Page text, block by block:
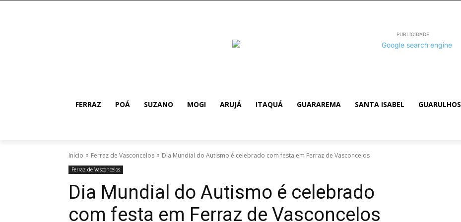
PUBLICIDADE
FERRAZ POÁ SUZANO MOGI ARUJÁ ITAQUÁ GUARAREMA SANTA ISABEL GUARULHOS
Início Ferraz de Vasconcelos Dia Mundial do Autismo é celebrado com festa em Ferraz de Vasconcelos
Ferraz de Vasconcelos
Dia Mundial do Autismo é celebrado
com festa em Ferraz de Vasconcelos